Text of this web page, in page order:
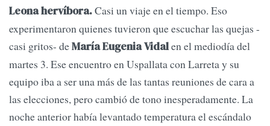
Leona hervíbora.Casi un viaje en el tiempo. Eso
experimentaron quienes tuvieron que escuchar las quejas -
casi gritos- deMaría Eugenia Vidalen el mediodía del
martes 3. Ese encuentro en Uspallata con Larreta y su
equipo iba a ser una más de las tantas reuniones de cara a
las elecciones, pero cambió de tono inesperadamente. La
noche anterior había levantado temperatura el escándalo